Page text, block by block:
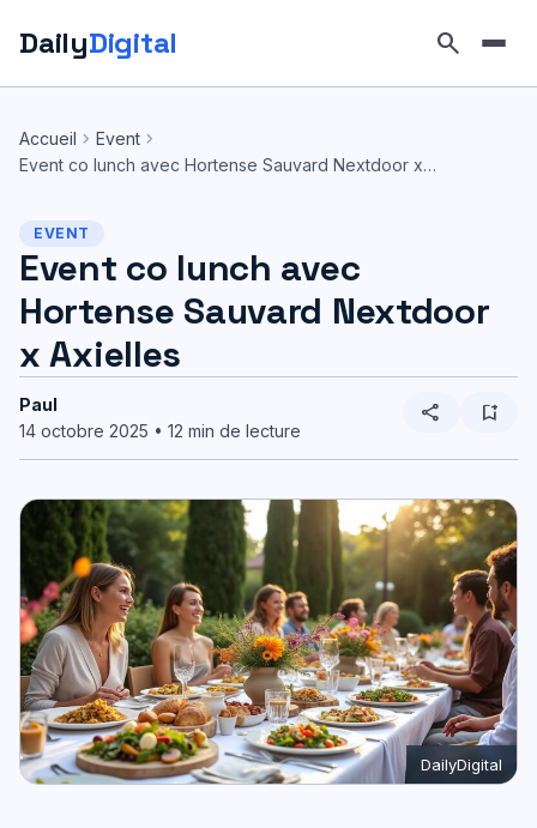
DailyDigital search
contenu
Accueil chevron_right Event chevron_right
Event co lunch avec Hortense Sauvard Nextdoor x…
EVENT
Event co lunch avec
Hortense Sauvard Nextdoor
x Axielles
Paul
14 octobre 2025 • 12 min de lecture
share bookmark_add
DailyDigital